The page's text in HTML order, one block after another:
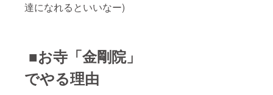
達になれるといいなー)
■お寺「金剛院」
でやる理由